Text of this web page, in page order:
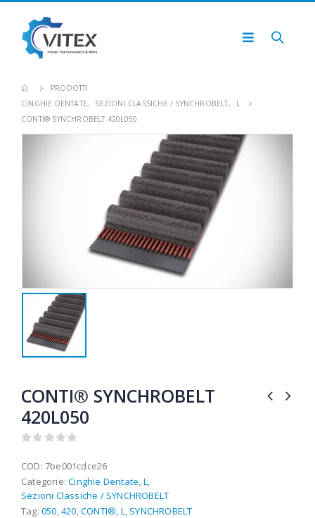
PRODOTTI
CINGHIE DENTATE, SEZIONI CLASSICHE / SYNCHROBELT,
L
CONTI® SYNCHROBELT 420L050
CONTI® SYNCHROBELT
420L050
COD: 7be001cdce26
Categorie:Cinghie Dentate L
Sezioni Classiche / SYNCHROBELT
Tag: 050 ,420 ,CONTI® L SYNCHROBELT